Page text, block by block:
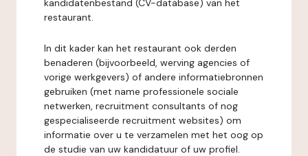
kandidatenbestand (CV-database) van het
restaurant.
In dit kader kan het restaurant ook derden
benaderen (bijvoorbeeld, werving agencies of
vorige werkgevers) of andere informatiebronnen
gebruiken (met name professionele sociale
netwerken, recruitment consultants of nog
gespecialiseerde recruitment websites) om
informatie over u te verzamelen met het oog op
de studie van uw kandidatuur of uw profiel.